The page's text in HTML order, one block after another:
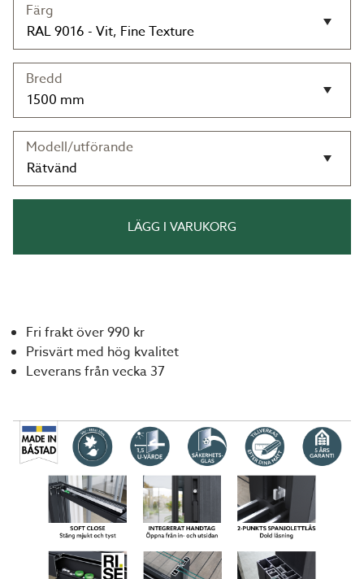
Färg
Bredd
Modell/utförande
LÄGG I VARUKORG
Fri frakt över 990 kr
Prisvärt med hög kvalitet
Leverans från vecka 37